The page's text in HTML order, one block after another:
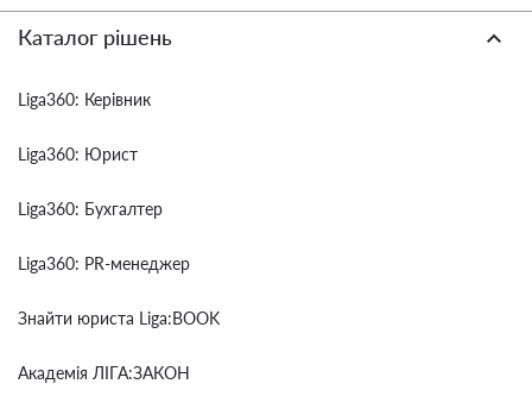
Каталог рішень
Liga360: Керівник
Liga360: Юрист
Liga360: Бухгалтер
Liga360: PR-менеджер
Знайти юриста Liga:BOOK
Академія ЛІГА:ЗАКОН